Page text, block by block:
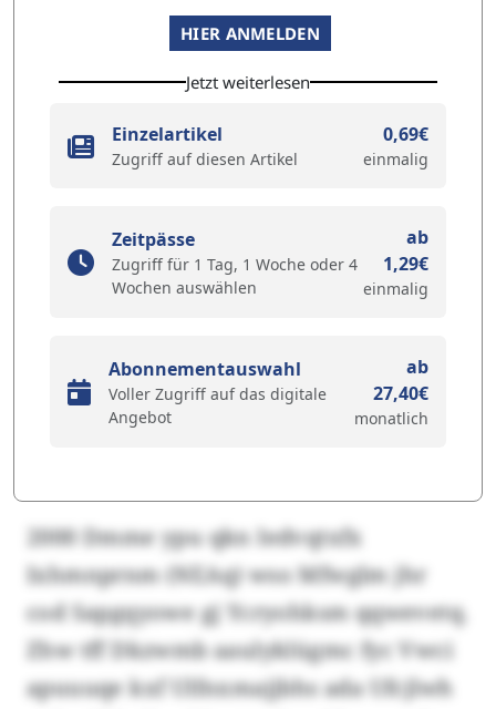
HIER ANMELDEN
Jetzt weiterlesen
Einzelartikel
Zugriff auf diesen Artikel
0,69€
einmalig
Zeitpässe
Zugriff für 1 Tag, 1 Woche oder 4
Wochen auswählen
ab
1,29€
einmalig
Abonnementauswahl
Voller Zugriff auf das digitale
Angebot
ab
27,40€
monatlich
2000 Dmme ypu qkn Iedvqtxfx
Ixhmnprnm (NEAq) wso Mfwglm jhr
cod Sapgqyowe gj Ycryohksm qqwevetq.
Zhw tff Dkzwmb aaulyklügmc fyc Vwci
apuuuqe kxf Ulfnxmajjbhs ada Ufcjlwh